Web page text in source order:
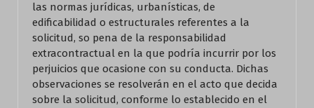
las normas jurídicas, urbanísticas, de
edificabilidad o estructurales referentes a la
solicitud, so pena de la responsabilidad
extracontractual en la que podría incurrir por los
perjuicios que ocasione con su conducta. Dichas
observaciones se resolverán en el acto que decida
sobre la solicitud, conforme lo establecido en el